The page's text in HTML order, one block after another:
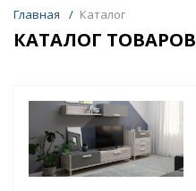
Главная / Каталог
КАТАЛОГ ТОВАРОВ